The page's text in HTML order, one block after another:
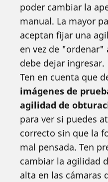
poder cambiar la
manual. La mayor
aceptan fijar una
en vez de "ordenar"
debe dejar ingresar.
Ten en cuenta que
imágenes de
agilidad de
para ver si puedes
correcto sin que la
mal pensada. Ten
cambiar la agilidad
alta en las cámaras